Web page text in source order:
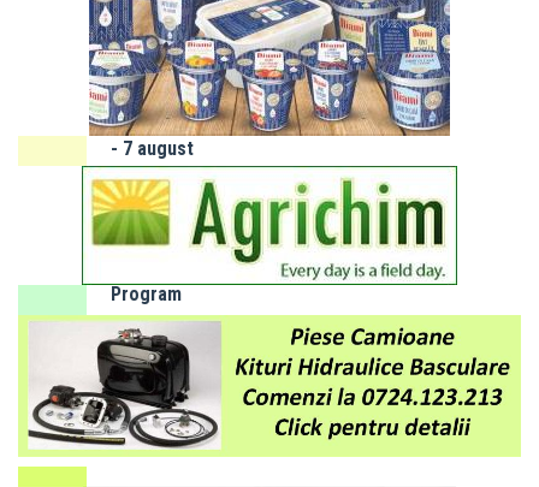
Întreruperi
programate
energie
electrică 3
- 7 august
2026
Program
de gardă
farmacii -
luna
AUGUST